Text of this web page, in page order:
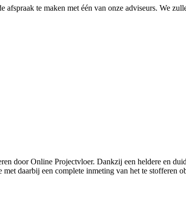
afspraak te maken met één van onze adviseurs. We
door Online Projectvloer. Dankzij een heldere en
daarbij een complete inmeting van het te stofferen